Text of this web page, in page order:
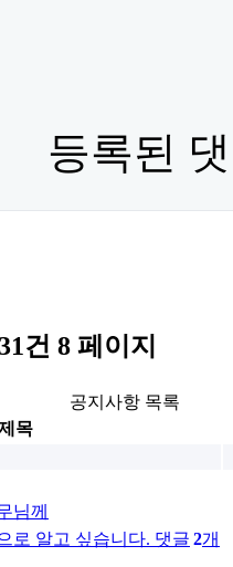
등록된
건 8 페이지
공지사항 목록
목
님께
로 알고 싶습니다. 댓글 2개